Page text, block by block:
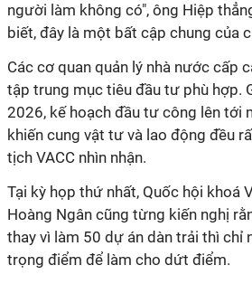
người làm không có", ông Hiệp
biết, đây là một bất cập chung của
Các cơ quan quản lý nhà nước cấp
tập trung mục tiêu đầu tư phù hợp.
2026, kế hoạch đầu tư công lên tới
khiến cung vật tư và lao động đều
tịch VACC nhìn nhận.
Tại kỳ họp thứ nhất, Quốc hội khoá
Hoàng Ngân cũng từng kiến nghị
thay vì làm 50 dự án dàn trải thì chỉ
trọng điểm để làm cho dứt điểm.